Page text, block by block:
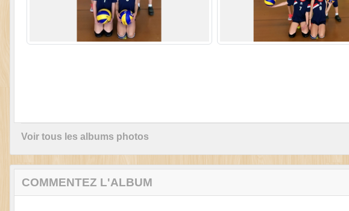
Voir tous les albums photos
COMMENTEZ L'ALBUM